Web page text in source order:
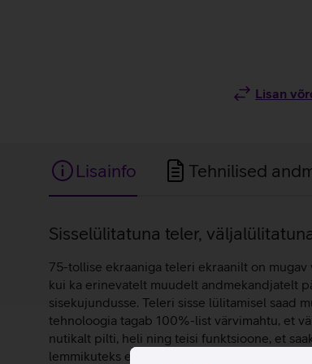
Lisan
Lisainfo Tehnilised
Lisainfo
Sisselülitatuna teler,
75-tollise ekraaniga teleri ekraanilt on
kui ka erinevatelt muudelt andmekandjatelt
sisekujundusse. Teleri sisse lülitamisel saad
tehnoloogia tagab 100%-list värvimahtu, et
nutikalt pilti, heli ning teisi funktsioone, et
lemmikuteks endale meeldivad kunstiteosed